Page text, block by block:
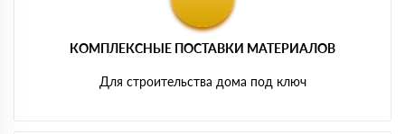
КОМПЛЕКСНЫЕ ПОСТАВКИ МАТЕРИАЛОВ
Для строительства дома под ключ